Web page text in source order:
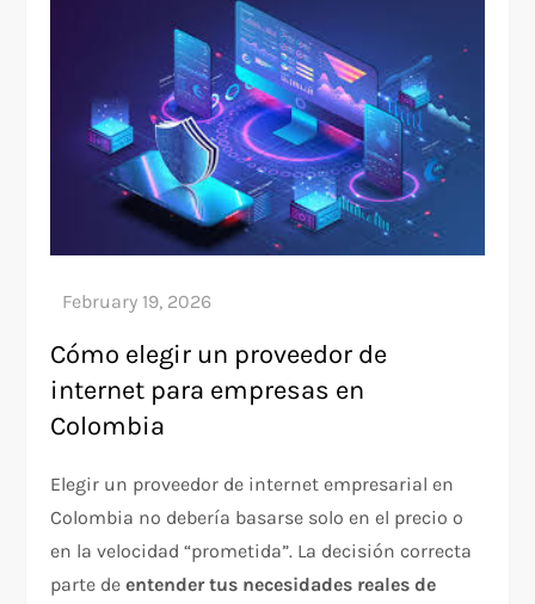
Cómo elegir un proveedor de
internet para empresas en
Colombia
Elegir un proveedor de internet empresarial en
Colombia no debería basarse solo en el precio o
en la velocidad “prometida”. La decisión correcta
parte deentender tus necesidades reales de